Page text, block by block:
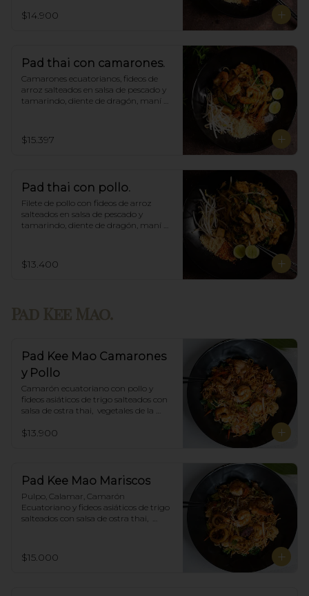
$14.900
Pad thai con camarones.
Camarones ecuatorianos, fideos de
arroz salteados en salsa de pescado y
tamarindo, diente de dragón, maní
$15.397
Pad thai con pollo.
Filete de pollo con fideos de arroz
salteados en salsa de pescado y
tamarindo, diente de dragón, maní
$13.400
Pad Kee Mao Camarones
y Pollo
Camarón ecuatoriano con pollo y
fideos asiáticos de trigo salteados con
salsa de ostra thai,  vegetales de la
$13.900
Pad Kee Mao Mariscos
Pulpo, Calamar, Camarón
Ecuatoriano y fideos asiáticos de trigo
salteados con salsa de ostra thai,
$15.000